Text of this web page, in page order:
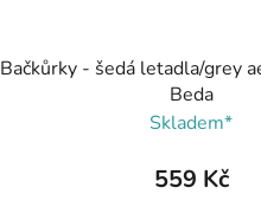
Bačkůrky - šedá letadla/grey
Beda
Skladem*
559 Kč